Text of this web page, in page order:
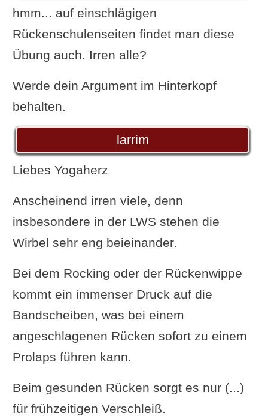
hmm... auf einschlägigen
Rückenschulenseiten findet man diese
Übung auch. Irren alle?
Werde dein Argument im Hinterkopf
behalten.
larrim
Liebes Yogaherz
Anscheinend irren viele, denn
insbesondere in der LWS stehen die
Wirbel sehr eng beieinander.
Bei dem Rocking oder der Rückenwippe
kommt ein immenser Druck auf die
Bandscheiben, was bei einem
angeschlagenen Rücken sofort zu einem
Prolaps führen kann.
Beim gesunden Rücken sorgt es nur (...)
für frühzeitigen Verschleiß.